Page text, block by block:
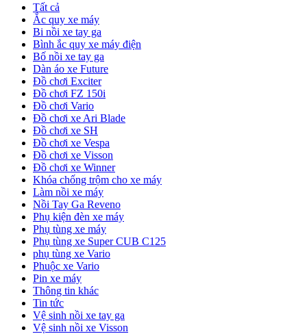
Tất cả
Ắc quy xe máy
Bi nồi xe tay ga
Bình ắc quy xe máy điện
Bố nồi xe tay ga
Dàn áo xe Future
Đồ chơi Exciter
Đồ chơi FZ 150i
Đồ chơi Vario
Đồ chơi xe Ari Blade
Đồ chơi xe SH
Đồ chơi xe Vespa
Đồ chơi xe Visson
Đồ chơi xe Winner
Khóa chống trộm cho xe máy
Làm nồi xe máy
Nồi Tay Ga Reveno
Phụ kiện đèn xe máy
Phụ tùng xe máy
Phụ tùng xe Super CUB C125
phụ tùng xe Vario
Phuộc xe Vario
Pin xe máy
Thông tin khác
Tin tức
Vệ sinh nồi xe tay ga
Vệ sinh nồi xe Visson